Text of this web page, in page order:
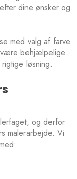
dine ønsker og
med valg af farve
være behjælpelige
løsning.
og derfor
malerarbejde. Vi